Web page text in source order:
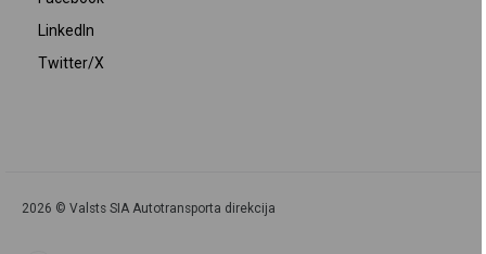
LinkedIn
Twitter/X
2026 © Valsts SIA Autotransporta direkcija